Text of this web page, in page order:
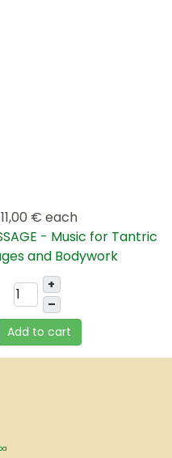
11,00 € each
- Music for Tantric
and Bodywork
+
–
Add to cart